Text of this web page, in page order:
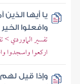
يا أيها
وافعلوا
تفسير الماوردي >
اركعوا واسجدوا
وإذا قيل